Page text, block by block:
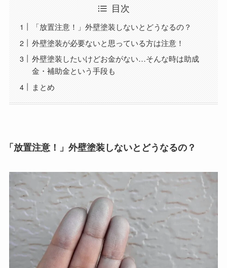
目次
「放置注意！」外壁塗装しないとどうなるの？
外壁塗装が必要ないと思っている方は注意！
外壁塗装したいけどお金がない…そんな時は助成
金・補助金という手段も
まとめ
「放置注意！」外壁塗装しないとどうなるの？